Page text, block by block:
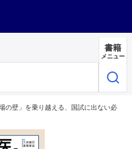
書籍
メニュー
壁」を乗り越える、国試に出ない必